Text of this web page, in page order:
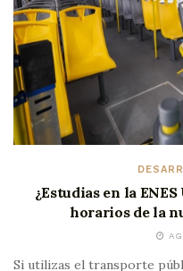
¿Estudias en la
horarios de la
Si utilizas el transporte